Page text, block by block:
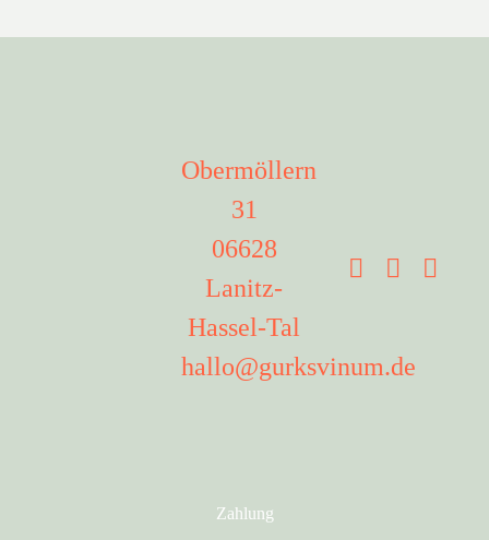
Obermöllern
31
06628
Lanitz-
Hassel-Tal
hallo@gurksvinum.de
Zahlung